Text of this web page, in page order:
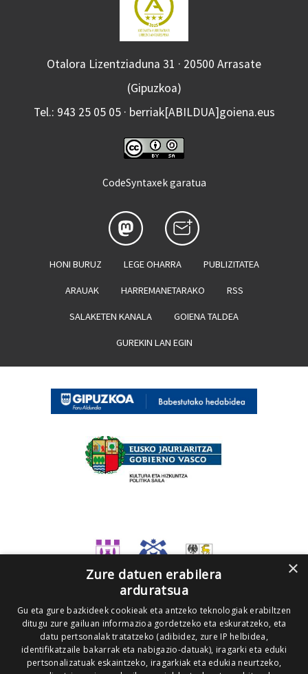
Otalora Lizentziaduna 31 · 20500 Arrasate
(Gipuzkoa)
Tel.: 943 25 05 05 · berriak[ABILDUA]goiena.eus
CodeSyntaxek garatua
HONI BURUZ LEGE OHARRA PUBLIZITATEA
ARAUAK HARREMANETARAKO RSS
SALAKETEN KANALA GOIENA TALDEA
GUREKIN LAN EGIN
×
Zure datuen erabilera
arduratsua
Gu eta gure bazkideek cookieak eta antzeko teknologiak erabiltzen
ditugu zure gailuan informazioa gordetzeko eta eskuratzeko, eta
datu pertsonalak tratatzeko (adibidez, zure IP helbidea,
identifikatzaile bakarrak eta nabigazio-datuak), iragarki eta eduki
pertsonalizatuak eskaintzeko, iragarkiak eta edukia neurtzeko,